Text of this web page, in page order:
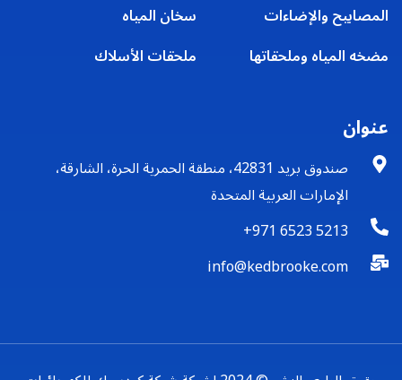
المصابيح والإضاءات
سخان المياه
مضخه المياه وملحقاتها
ملحقات الأسلاك
عنوان
صندوق بريد 42831، منطقة الحمرية الحرة، الشارقة،
الإمارات العربية المتحدة
+971 6523 5213
info@kedbrooke.com